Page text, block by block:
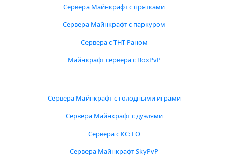
Сервера Майнкрафт с прятками
Сервера Майнкрафт с паркуром
Сервера с ТНТ Раном
Майнкрафт сервера с BoxPvP
Сервера Майнкрафт с голодными играми
Сервера Майнкрафт с дуэлями
Сервера с КС: ГО
Сервера Майнкрафт SkyPvP